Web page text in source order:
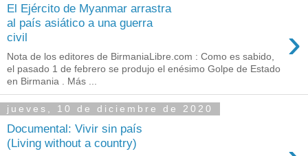
El Ejército de Myanmar arrastra
al país asiático a una guerra
civil
›
Nota de los editores de BirmaniaLibre.com : Como es sabido,
el pasado 1 de febrero se produjo el enésimo Golpe de Estado
en Birmania . Más ...
jueves, 10 de diciembre de 2020
Documental: Vivir sin país
(Living without a country)